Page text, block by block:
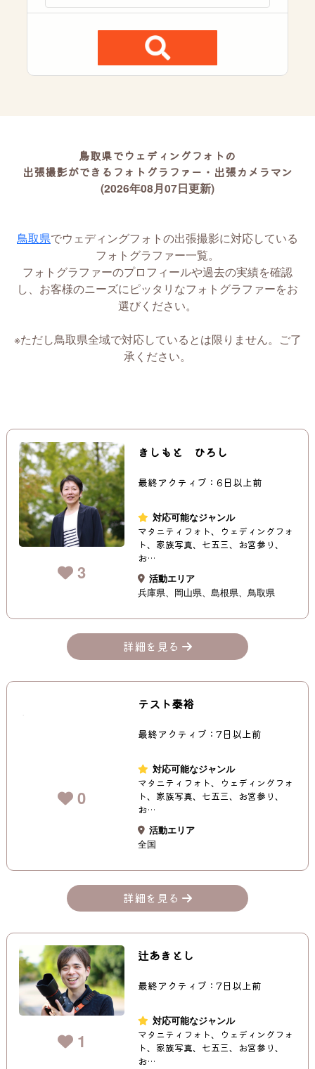
鳥取県でウェディングフォトの
出張撮影ができるフォトグラファー・出張カメラマン
(2026年08月07日更新)
鳥取県でウェディングフォトの出張撮影に対応している
フォトグラファー一覧。
フォトグラファーのプロフィールや過去の実績を確認
し、お客様のニーズにピッタリなフォトグラファーをお
選びください。
※ただし鳥取県全域で対応しているとは限りません。ご了
承ください。
3
きしもと ひろし
最終アクティブ：6日以上前
対応可能なジャンル
マタニティフォト、ウェディングフォ
ト、家族写真、七五三、お宮参り、
お…
活動エリア
兵庫県
岡山県 島根県 鳥取県
詳細を見る
0
テスト泰裕
最終アクティブ：7日以上前
対応可能なジャンル
マタニティフォト、ウェディングフォ
ト、家族写真、七五三、お宮参り、
お…
活動エリア
全国
詳細を見る
1
辻あきとし
最終アクティブ：7日以上前
対応可能なジャンル
マタニティフォト、ウェディングフォ
ト、家族写真、七五三、お宮参り、
お…